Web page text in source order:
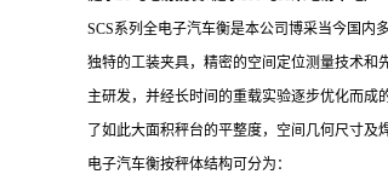
SCS系列全电子汽车衡是本公司博采当今国内
独特的工装夹具，精密的空间定位测量技术和
主研发，并经长时间的重载实验逐步优化而
了如此大面积秤台的平整度，空间几何尺寸及
电子汽车衡按秤体结构可分为：